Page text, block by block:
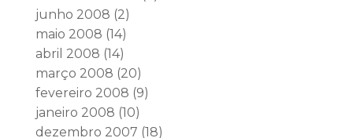
junho 2008 (2)
maio 2008 (14)
abril 2008 (14)
março 2008 (20)
fevereiro 2008 (9)
janeiro 2008 (10)
dezembro 2007 (18)